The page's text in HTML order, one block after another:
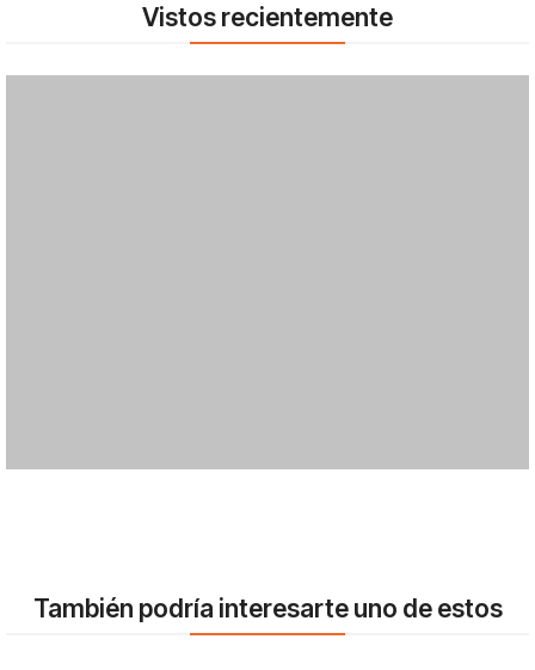
Vistos recientemente
También podría interesarte uno de estos